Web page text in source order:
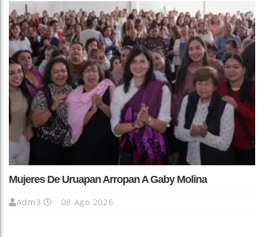
Mujeres De Uruapan Arropan A Gaby Molina
Adm3 08 Ago 2026